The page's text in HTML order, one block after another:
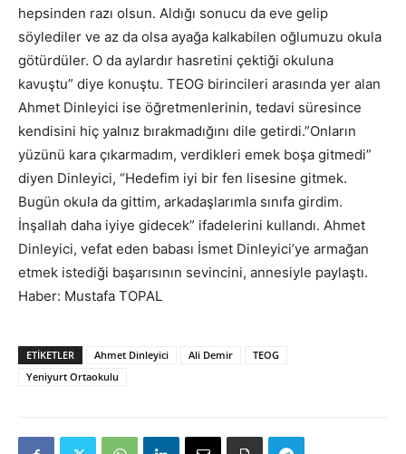
hepsinden razı olsun. Aldığı sonucu da eve gelip
söylediler ve az da olsa ayağa kalkabilen oğlumuzu okula
götürdüler. O da aylardır hasretini çektiği okuluna
kavuştu” diye konuştu. TEOG birincileri arasında yer alan
Ahmet Dinleyici ise öğretmenlerinin, tedavi süresince
kendisini hiç yalnız bırakmadığını dile getirdi.”Onların
yüzünü kara çıkarmadım, verdikleri emek boşa gitmedi”
diyen Dinleyici, “Hedefim iyi bir fen lisesine gitmek.
Bugün okula da gittim, arkadaşlarımla sınıfa girdim.
İnşallah daha iyiye gidecek” ifadelerini kullandı. Ahmet
Dinleyici, vefat eden babası İsmet Dinleyici’ye armağan
etmek istediği başarısının sevincini, annesiyle paylaştı.
Haber: Mustafa TOPAL
ETIKETLER Ahmet Dinleyici Ali Demir
TEOG
Yeniyurt Ortaokulu